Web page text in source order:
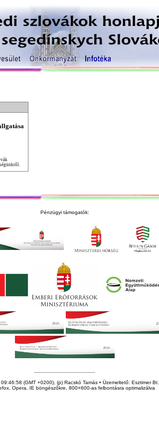
Pénzügyi támogatók:
(GMT +0200), (p) Racskó Tamás • Üzemeltető: Esztimer Bt.
Opera, IE böngészőkre, 800×600-as felbontásra optimalizálva